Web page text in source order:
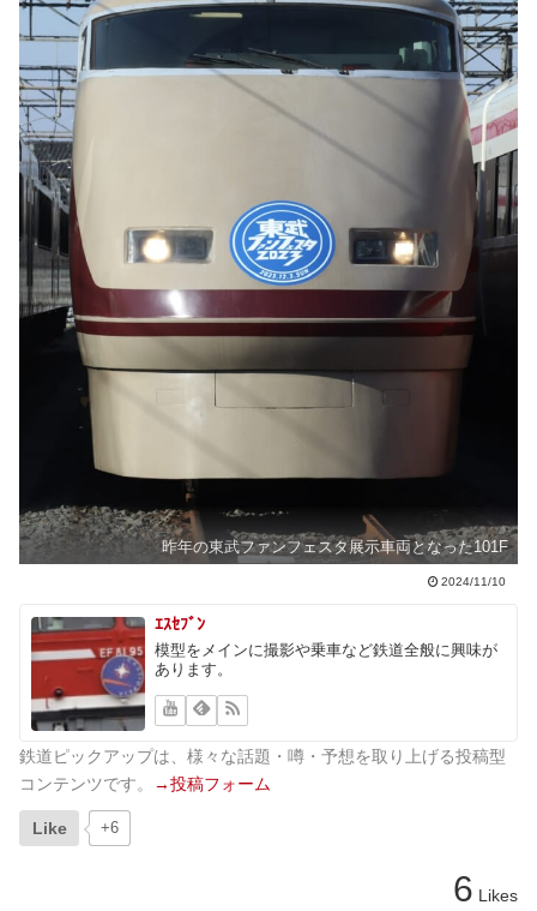
昨年の東武ファンフェスタ展示車両となった101F
2024/11/10
ｴｽｾﾌﾞﾝ
模型をメインに撮影や乗車など鉄道全般に興味が
あります。
鉄道ピックアップは、様々な話題・噂・予想を取り上げる投稿型
コンテンツです。
→投稿フォーム
Like +6
6 Likes